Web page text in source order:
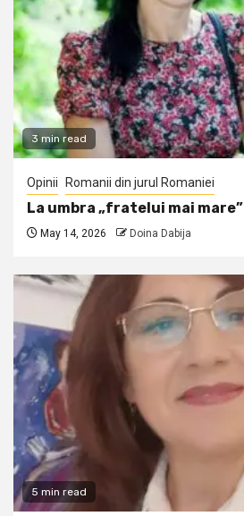
3 min read
Opinii Romanii din jurul Romaniei
La umbra „fratelui mai mare”
May 14, 2026 Doina Dabija
5 min read